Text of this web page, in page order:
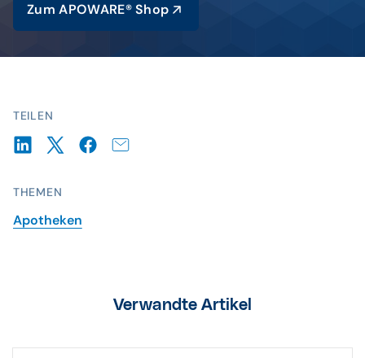
TEILEN
THEMEN
Apotheken
Zum APOWARE® Shop
Verwandte Artikel